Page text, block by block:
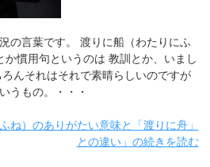
の言葉です。 渡りに船（わたりにふ
か慣用句というのは 教訓とか、いまし
んそれはそれで素晴らしいのですが
うもの。・・・
ね）のありがたい意味と「渡りに舟」
との違い」の続きを読む